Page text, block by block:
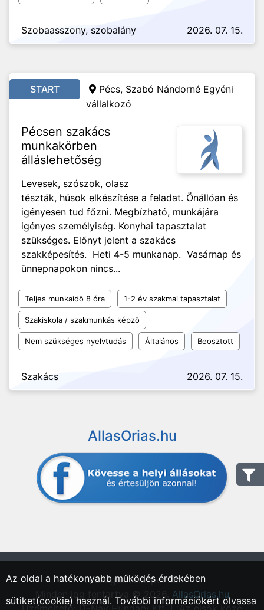
Szobaasszony, szobalány 2026. 07. 15.
START
Pécs, Szabó Nándorné Egyéni
vállalkozó
Pécsen szakács
munkakörben
álláslehetőség
Levesek, szószok, olasz
tészták, húsok elkészítése a feladat. Önállóan és
igényesen tud főzni. Megbízható, munkájára
igényes személyiség. Konyhai tapasztalat
szükséges. Előnyt jelent a szakács
szakképesítés. Heti 4-5 munkanap. Vasárnap és
ünnepnapokon nincs...
Teljes munkaidő 8 óra 1-2 év szakmai tapasztalat
Szakiskola / szakmunkás képző
Nem szükséges nyelvtudás Általános Beosztott
Szakács 2026. 07. 15.
AllasOrias.hu
"Országos Állásportál."
Minden jog fentartva © 2026. AllasOrias.hu
Az oldal a hatékonyabb működés érdekében
sütiket(cookie) használ. További információkért olvassa